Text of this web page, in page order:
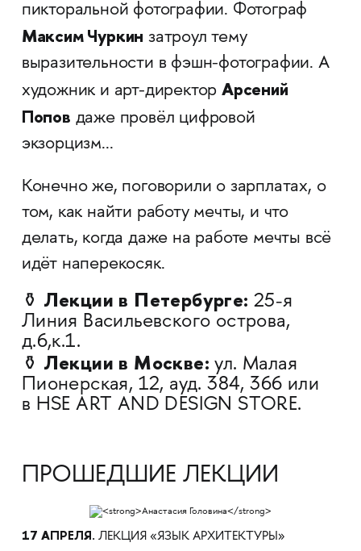
пикторальной фотографии. Фотограф
Максим Чуркин затроул тему
выразительности в фэшн-фотографии. А
художник и арт-директорАрсений
Попов даже провёл цифровой
экзорцизм...
Конечно же, поговорили о зарплатах, о
том, как найти работу мечты, и что
делать, когда даже на работе мечты всё
идёт наперекосяк.
⚱️ Лекции в Петербурге: 25-я
Линия Васильевского острова,
д.6,к.1.
⚱️ Лекции в Москве: ул. Малая
Пионерская, 12, ауд. 384, 366 или
в HSE ART AND DESIGN STORE.
ПРОШЕДШИЕ ЛЕКЦИИ
17 АПРЕЛЯ. ЛЕКЦИЯ «ЯЗЫК АРХИТЕКТУРЫ»